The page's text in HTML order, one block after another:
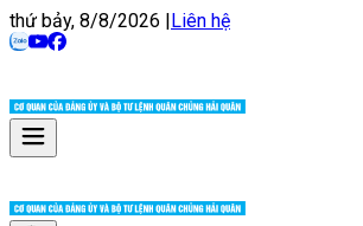
thứ bảy, 8/8/2026 |Liên hệ